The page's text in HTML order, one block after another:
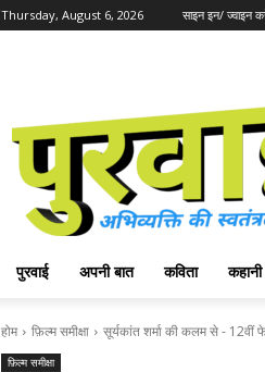
Thursday, August 6, 2026 साइन इन/ ज्वाइन
पुरवाई अपनी बात कविता कहानी
होम फ़िल्म समीक्षा सूर्यकांत शर्मा की कलम से -
फ़िल्म समीक्षा